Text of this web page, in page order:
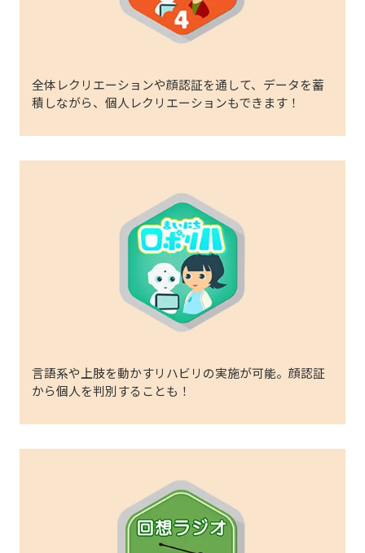
全体レクリエーションや顔認証を​通して、データを蓄
積しながら、​個人レクリエーションもできます！​
言語系や上肢を動かすリハビリの実施が可能。顔認証
から個人を判別することも！